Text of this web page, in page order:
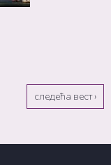
следећа вест ›